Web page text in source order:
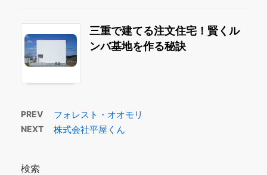
三重で建てる注文住宅！賢くル
ンバ基地を作る秘訣
PREV フォレスト・オオモリ
NEXT 株式会社平屋くん
検索